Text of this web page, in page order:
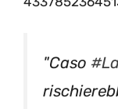
"Caso